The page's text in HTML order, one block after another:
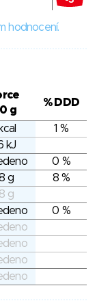
hodnocení.
g
% DDD
1 %
kJ
0 %
g
8 %
g
0 %